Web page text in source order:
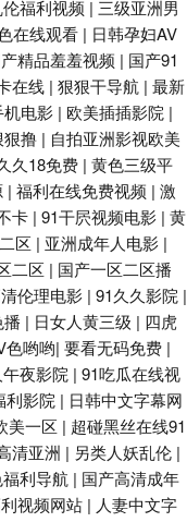
福利视频 | 三级亚洲男
在线观看 | 日韩孕妇AV
精品羞羞视频 | 国产91
在线 | 狠狠干导航 | 最新
机电影 | 欧美插插影院 |
狠撸 | 自拍亚洲影视欧美
久18免费 | 黄色三级平
| 福利在线免费视频 | 激
卡 | 91干屄视频电影 | 黄
区 | 亚洲成年人电影 |
二区 | 国产一区二区播
伦理电影 | 91久久影院 |
| 日女人黄三级 | 四虎
色哟哟| 要看无码免费 |
夜影院 | 91吃瓜在线视
利影院 | 日韩中文字幕网
美一区 | 超碰黑丝在线91
清亚洲 | 另类人妖乱伦 |
利导航 | 国产高清成年
视频网站 | 人妻中文字